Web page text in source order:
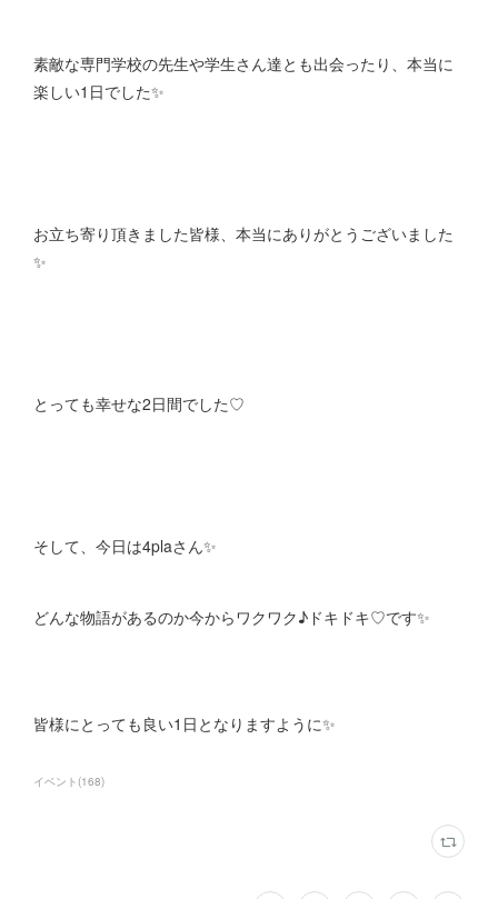
素敵な専門学校の先生や学生さん達とも出会ったり、本当に
楽しい1日でした✨
お立ち寄り頂きました皆様、本当にありがとうございました
✨
とっても幸せな2日間でした♡
そして、今日は4plaさん✨
どんな物語があるのか今からワクワク♪ドキドキ♡です✨
皆様にとっても良い1日となりますように✨
イベント (168)